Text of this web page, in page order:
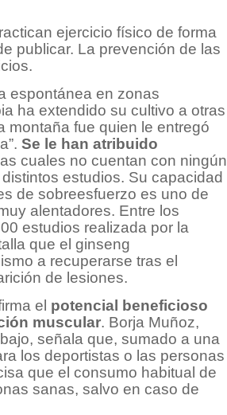
ejercicio físico de forma
publicar. La prevención de las
espontánea en zonas
ha extendido su cultivo a otras
montaña fue quien le entregó
Se le han atribuido
cuales no cuentan con ningún
estudios. Su capacidad
de sobreesfuerzo es uno de
alentadores. Entre los
estudios realizada por la
que el ginseng
a recuperarse tras el
de lesiones.
el potencial beneficioso
muscular. Borja Muñoz,
señala que, sumado a una
los deportistas o las personas
que el consumo habitual de
sanas, salvo en caso de